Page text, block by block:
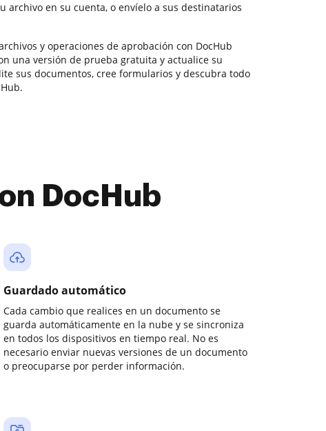
archivo en su cuenta, o envíelo a sus destinatarios
y operaciones de aprobación con DocHub
una versión de prueba gratuita y actualice su
sus documentos, cree formularios y descubra todo
DocHub
Guardado automático
Cada cambio que realices en un documento se
guarda automáticamente en la nube y se sincroniza
en todos los dispositivos en tiempo real. No es
necesario enviar nuevas versiones de un documento
o preocuparse por perder información.